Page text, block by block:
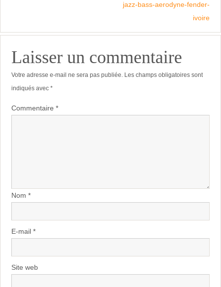
jazz-bass-aerodyne-fender-
ivoire
Laisser un commentaire
Votre adresse e-mail ne sera pas publiée. Les champs obligatoires sont
indiqués avec *
Commentaire *
Nom *
E-mail *
Site web